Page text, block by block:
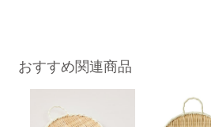
おすすめ関連商品